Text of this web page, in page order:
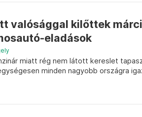
valósággal kilőttek
eladások
miatt rég nem látott kereslet
minden nagyobb országra